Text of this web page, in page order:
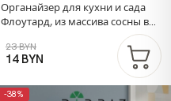
Органайзер для кухни и сада
Флоутард, из массива сосны в
голландском стиле, графит
23 BYN
14 BYN
-38%